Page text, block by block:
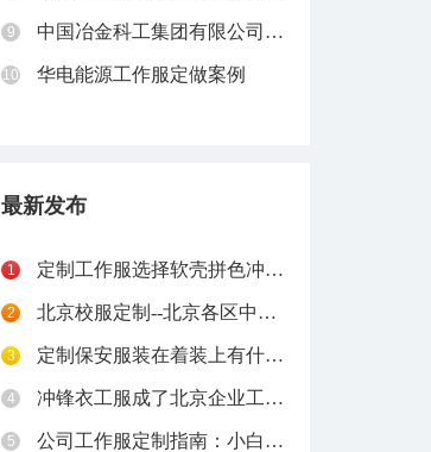
9 中国冶金科工集团有限公司工作服定制案例
10 华电能源工作服定做案例
最新发布
1 定制工作服选择软壳拼色冲锋衣的好处有哪些？
2 北京校服定制--北京各区中学校服汇总
3 定制保安服装在着装上有什么要求
4 冲锋衣工服成了北京企业工服定制的“心头好”？
5 公司工作服定制指南：小白秘书必读